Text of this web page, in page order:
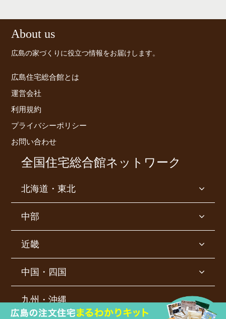
About us
広島の家づくりに役立つ情報をお届けします。
広島住宅総合館とは
運営会社
利用規約
プライバシーポリシー
お問い合わせ
全国住宅総合館ネットワーク
北海道・東北
中部
近畿
中国・四国
九州・沖縄